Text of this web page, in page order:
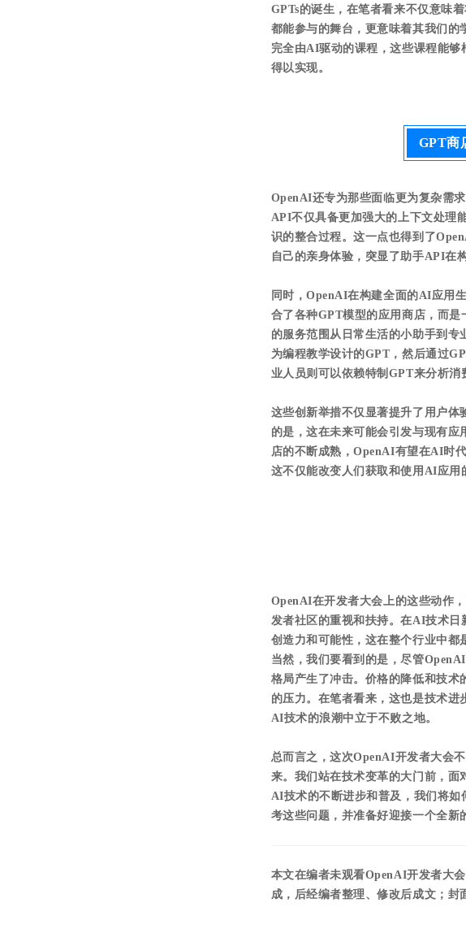
GPTs的诞生，在笔者看来不仅意味
都能参与的舞台，更意味着其我们的
完全由AI驱动的课程，这些课程能
得以实现。
GPT商
OpenAI还专为那些面临更为复杂需
API不仅具备更加强大的上下文处理
识的整合过程。这一点也得到了
自己的亲身体验，突显了助手API在
同时，OpenAI在构建全面的AI应用
合了各种GPT模型的应用商店，而是
的服务范围从日常生活的小助手到
为编程教学设计的GPT，然后通过
业人员则可以依赖特制GPT来分析消
这些创新举措不仅显著提升了用户
的是，这在未来可能会引发与现有
店的不断成熟，OpenAI有望在AI时
这不仅能改变人们获取和使用AI应用
OpenAI在开发者大会上的这些动作
发者社区的重视和扶持。在AI技术
创造力和可能性，这在整个行业中都
当然，我们要看到的是，尽管
格局产生了冲击。价格的降低和技
的压力。在笔者看来，这也是技术
AI技术的浪潮中立于不败之地。
总而言之，这次OpenAI开发者大会
来。我们站在技术变革的大门前，
AI技术的不断进步和普及，我们将
考这些问题，并准备好迎接一个全新
本文在编者未观看OpenAI开发者大
成，后经编者整理、修改后成文；封